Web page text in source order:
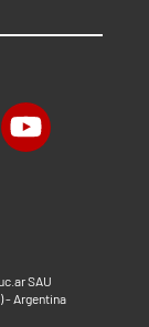
SAU
- Argentina